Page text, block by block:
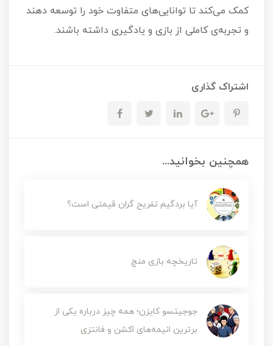
کمک می‌کند تا توانایی‌های متفاوت خود را توسعه دهند
و تجربه‌ی کاملی از بازی و یادگیری داشته باشند.
اشتراک گذاری
همچنین بخوانید...
آیا بردگیم تفریح گران قیمتی است؟
تاریخچه بازی منچ
جوجیتسو کایزن؛ همه چیز درباره یکی از
برترین انیمه‌های اکشن و فانتزی